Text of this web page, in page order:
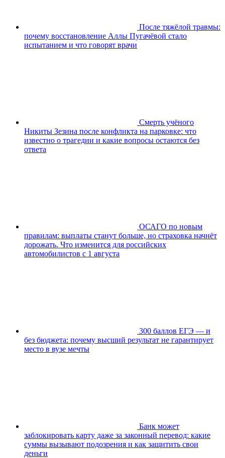
После тяжёлой травмы:
почему восстановление Аллы Пугачёвой стало
испытанием и что говорят врачи
Смерть учёного
Никиты Зезина после конфликта на парковке: что
известно о трагедии и какие вопросы остаются без
ответа
ОСАГО по новым
правилам: выплаты станут больше, но страховка начнёт
дорожать. Что изменится для российских
автомобилистов с 1 августа
300 баллов ЕГЭ — и
без бюджета: почему высший результат не гарантирует
место в вузе мечты
Банк может
заблокировать карту даже за законный перевод: какие
суммы вызывают подозрения и как защитить свои
деньги